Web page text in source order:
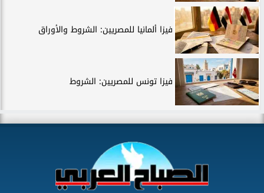
فيزا ألمانيا للمصريين: الشروط والأوراق
فيزا تونس للمصريين: الشروط